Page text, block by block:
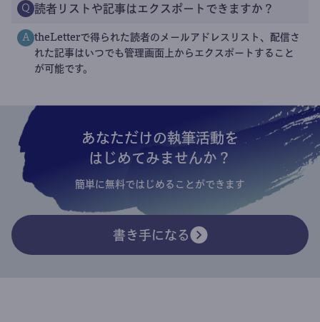
Q 読者リストや記事はエクスポートできますか？
A theLetterで得られた読者のメールアドレスリスト、配信さ
れた記事はいつでも管理画面上からエクスポートすること
が可能です。
あなただけの執筆活動を
はじめてみませんか？
簡単に無料ではじめることができます
書き手になる